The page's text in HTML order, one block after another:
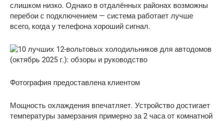
слишком низко. Однако в отдалённых районах возможны
перебои с подключением — система работает лучше
всего, когда у телефона хороший сигнал.
Фотография предоставлена ​​клиентом
Мощность охлаждения впечатляет. Устройство достигает
температуры замерзания примерно за 2 часа от комнатной